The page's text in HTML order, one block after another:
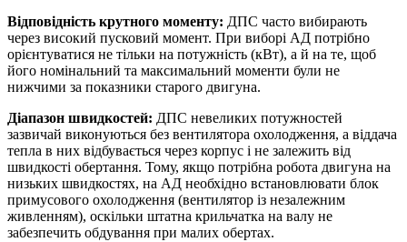
Відповідність крутного моменту: ДПС часто вибирають
через високий пусковий момент. При виборі АД потрібно
орієнтуватися не тільки на потужність (кВт), а й на те, щоб
його номінальний та максимальний моменти були не
нижчими за показники старого двигуна.
Діапазон швидкостей: ДПС невеликих потужностей
зазвичай виконуються без вентилятора охолодження, а віддача
тепла в них відбувається через корпус і не залежить від
швидкості обертання. Тому, якщо потрібна робота двигуна на
низьких швидкостях, на АД необхідно встановлювати блок
примусового охолодження (вентилятор із незалежним
живленням), оскільки штатна крильчатка на валу не
забезпечить обдування при малих обертах.